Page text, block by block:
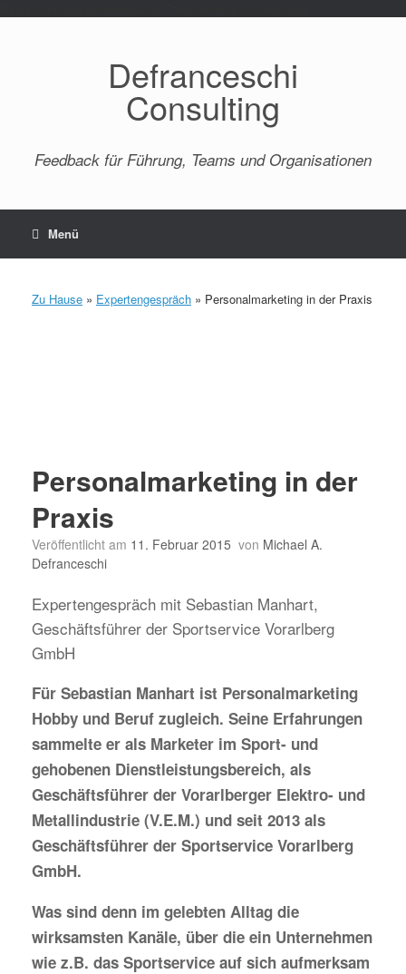
Defranceschi
Consulting
Feedback für Führung, Teams und Organisationen
Menü
Zu Hause » Expertengespräch » Personalmarketing in der Praxis
Personalmarketing in der
Praxis
Veröffentlicht am 11. Februar 2015 von Michael A.
Defranceschi
Expertengespräch mit Sebastian Manhart,
Geschäftsführer der Sportservice Vorarlberg
GmbH
Für Sebastian Manhart ist Personalmarketing
Hobby und Beruf zugleich. Seine Erfahrungen
sammelte er als Marketer im Sport- und
gehobenen Dienstleistungsbereich, als
Geschäftsführer der Vorarlberger Elektro- und
Metallindustrie (V.E.M.) und seit 2013 als
Geschäftsführer der Sportservice Vorarlberg
GmbH.
Was sind denn im gelebten Alltag die
wirksamsten Kanäle, über die ein Unternehmen
wie z.B. das Sportservice auf sich aufmerksam